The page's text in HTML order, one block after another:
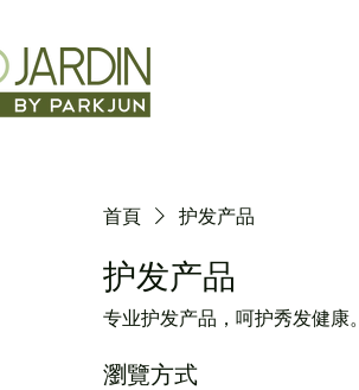
首頁 护发产品
护发产品
专业护发产品，呵护秀发健康。
瀏覽方式